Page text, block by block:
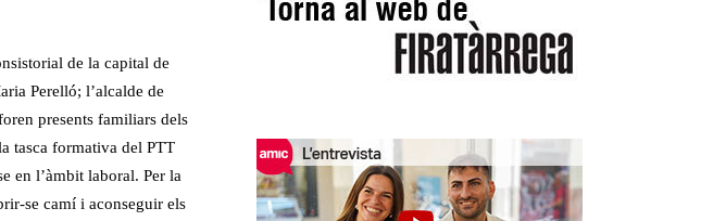
de la capital de
Perelló; l’alcalde de
presents familiars dels
tasca formativa del PTT
en l’àmbit laboral. Per la
se camí i aconseguir els